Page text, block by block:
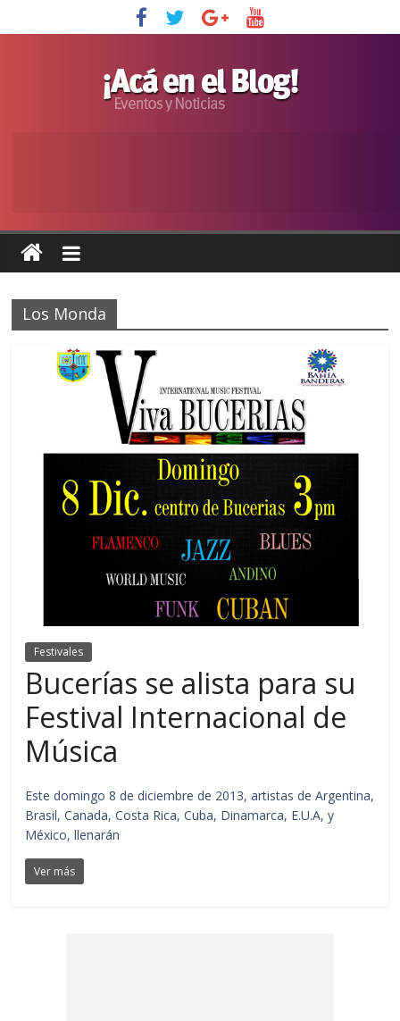
Los Monda
Festivales
Bucerías se alista para su
Festival Internacional de
Música
Este domingo 8 de diciembre de 2013, artistas de Argentina,
Brasil, Canada, Costa Rica, Cuba, Dinamarca, E.U.A, y
México, llenarán
Ver más